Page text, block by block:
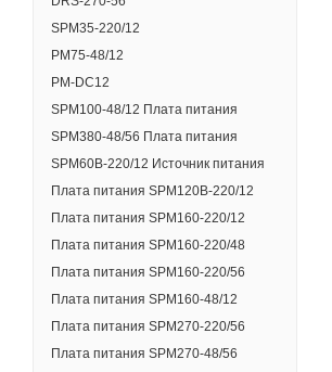
SPM35-220/12
PM75-48/12
PM-DC12
SPM100-48/12 Плата питания
SPM380-48/56 Плата питания
SPM60B-220/12 Источник питания
Плата питания SPM120B-220/12
Плата питания SPM160-220/12
Плата питания SPM160-220/48
Плата питания SPM160-220/56
Плата питания SPM160-48/12
Плата питания SPM270-220/56
Плата питания SPM270-48/56